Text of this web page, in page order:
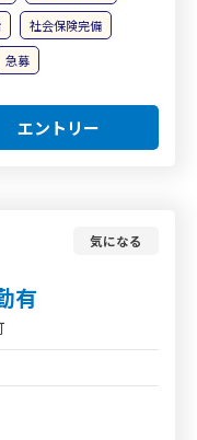
社会保険完備
急募
エントリー
気になる
有